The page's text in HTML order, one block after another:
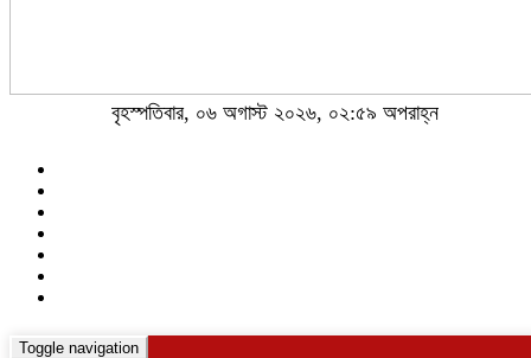
বৃহস্পতিবার, ০৬ অগাস্ট ২০২৬, ০২:৫৯ অপরাহ্ন
Toggle navigation